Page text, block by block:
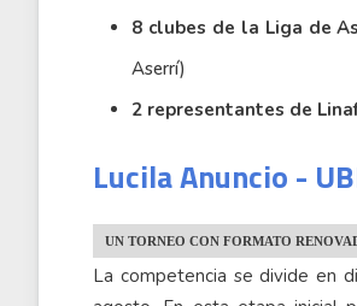
8 clubes de la Liga de
Aserrí)
2 representantes de
Lucila Anuncio -
UN TORNEO CON FORMATO
La competencia se divide en